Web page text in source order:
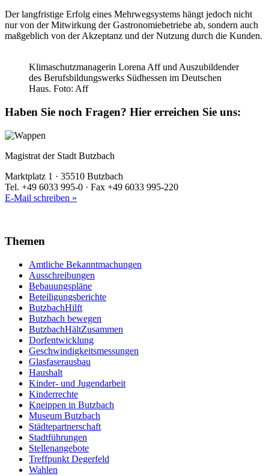
Der langfristige Erfolg eines Mehrwegsystems hängt jedoch nicht
nur von der Mitwirkung der Gastronomiebetriebe ab, sondern auch
maßgeblich von der Akzeptanz und der Nutzung durch die Kunden.
Klimaschutzmanagerin Lorena Aff und Auszubildender
des Berufsbildungswerks Südhessen im Deutschen
Haus. Foto: Aff
Haben Sie noch Fragen? Hier erreichen Sie uns:
Magistrat der Stadt Butzbach
Marktplatz 1 · 35510 Butzbach
Tel. +49 6033 995-0 · Fax +49 6033 995-220
E-Mail schreiben »
Themen
Amtliche Bekanntmachungen
Ausschreibungen
Bebauungspläne
Beteiligungsberichte
ButzbachHilft
Butzbach bewegen
ButzbachHältZusammen
Dorfentwicklung
Geschwindigkeitsmessungen
Glasfaserausbau
Haushalt
Kinder- und Jugendarbeit
Kinderrechte
Kneippen in Butzbach
Museum Butzbach
Städtepartnerschaft
Stadtführungen
Stellenangebote
Treffpunkt Degerfeld
Wahlen